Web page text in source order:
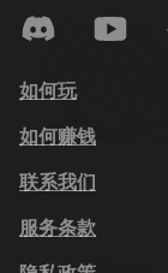
如何玩
如何赚钱
联系我们
服务条款